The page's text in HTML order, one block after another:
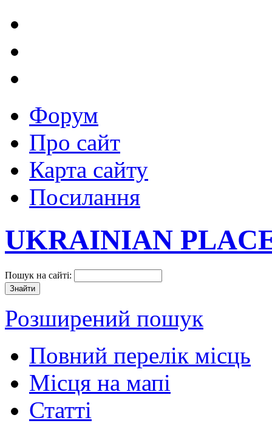
Форум
Про сайт
Карта сайту
Посилання
UKRAINIAN
Пошук на сайті:
Розширений пошук
Повний перелік місць
Місця на мапі
Статті